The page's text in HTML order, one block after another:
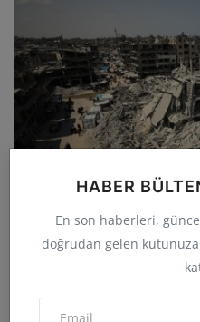
HABER
En son haberleri,
doğrudan gelen
Gazze’de Ateşkes İçin İlk
Çekilme v...